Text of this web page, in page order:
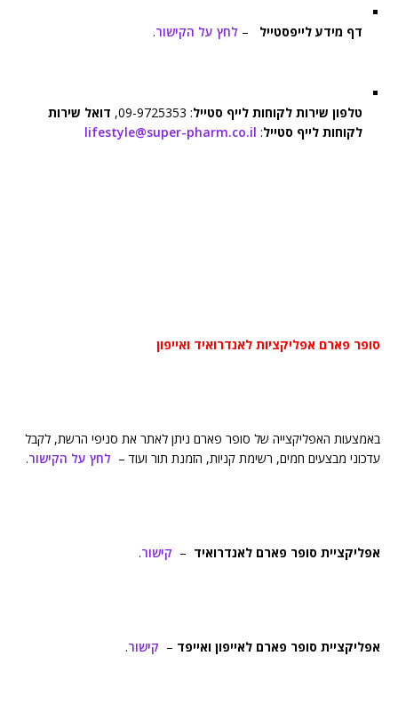
דף מידע לייפסטייל – לחץ על הקישור.
טלפון שירות לקוחות לייף סטייל: 09-9725353,
דואל שירות
לקוחות לייף סטייל:
lifestyle@super-pharm.co.il
סופר פארם אפליקציות לאנדרואיד ואייפון
באמצעות האפליקצייה של סופר פארם ניתן לאתר את סניפי הרשת, לקבל
עדכוני מבצעים חמים, רשימת קניות, הזמנת תור ועוד – לחץ על הקישור.
אפליקציית סופר פארם לאנדרואיד – קישור.
אפליקציית סופר פארם לאייפון ואייפד – קישור.